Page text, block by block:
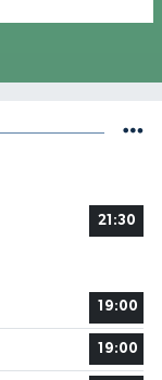
21:30
19:00
19:00